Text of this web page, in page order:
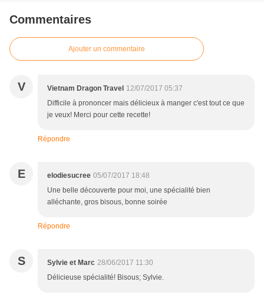
Commentaires
Ajouter un commentaire
V Vietnam Dragon Travel 12/07/2017 05:37
Difficile à prononcer mais délicieux à manger c'est tout ce que
je veux! Merci pour cette recette!
Répondre
E elodiesucree 05/07/2017 18:48
Une belle découverte pour moi, une spécialité bien
alléchante, gros bisous, bonne soirée
Répondre
S Sylvie et Marc 28/06/2017 11:30
Délicieuse spécialité! Bisous; Sylvie.